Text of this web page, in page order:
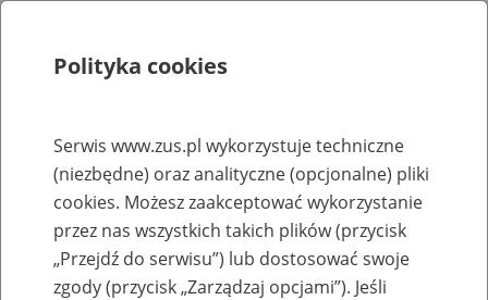
Rejestry, ewidencje i archiwa
Baza zlikwidowanych lub
przekształconych zakładów pracy
Polityka cookies
Serwis www.zus.pl wykorzystuje techniczne
(niezbędne) oraz analityczne (opcjonalne) pliki
cookies. Możesz zaakceptować wykorzystanie
przez nas wszystkich takich plików (przycisk
„Przejdź do serwisu”) lub dostosować swoje
zgody (przycisk „Zarządzaj opcjami”). Jeśli